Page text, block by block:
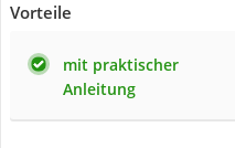
Vorteile
mit praktischer
Anleitung